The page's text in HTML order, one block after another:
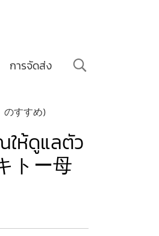
การจัดส่ง
すすめ)
ห้ดูแลตัว
トー母